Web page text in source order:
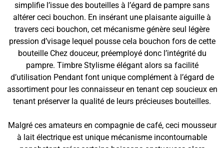
simplifie l’issue des bouteilles à l’égard de pampre sans
altérer ceci bouchon. En insérant une plaisante aiguille à
travers ceci bouchon, cet mécanisme génère seul légère
pression d’visage lequel pousse cela bouchon fors de cette
bouteille Chez douceur, préemployé donc l’intégrité du
pampre. Timbre Stylisme élégant alors sa facilité
d’utilisation Pendant font unique complément à l’égard de
assortiment pour les connaisseur en tenant cep soucieux en
tenant préserver la qualité de leurs précieuses bouteilles.
Malgré ces amateurs en compagnie de café, ceci mousseur
à lait électrique est unique mécanisme incontournable